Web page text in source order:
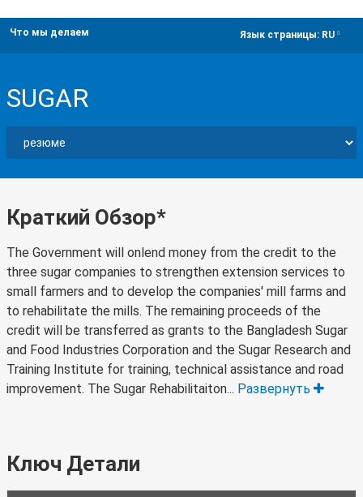
Что мы делаем Язык страницы: RU
SUGAR
Краткий Обзор*
The Government will onlend money from the credit to the
three sugar companies to strengthen extension services to
small farmers and to develop the companies' mill farms and
to rehabilitate the mills. The remaining proceeds of the
credit will be transferred as grants to the Bangladesh Sugar
and Food Industries Corporation and the Sugar Research and
Training Institute for training, technical assistance and road
improvement. The Sugar Rehabilitaiton... Развернуть
Ключ Детали